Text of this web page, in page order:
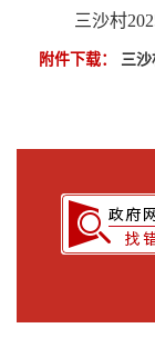
三沙村2025
附件下载： 三